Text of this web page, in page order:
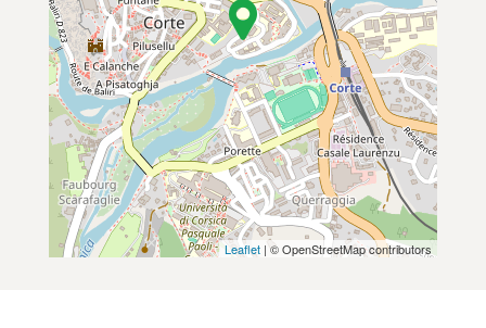
Leaflet | © OpenStreetMap contributors